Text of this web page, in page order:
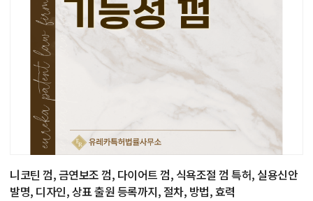
니코틴 껌, 금연보조 껌, 다이어트 껌, 식욕조절 껌 특허, 실용신안
발명, 디자인, 상표 출원 등록까지, 절차, 방법, 효력